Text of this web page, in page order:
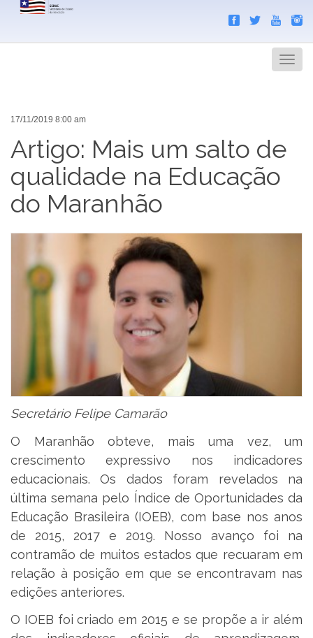
Menu
17/11/2019 8:00 am
Artigo: Mais um salto de
qualidade na Educação
do Maranhão
Secretário Felipe Camarão
O Maranhão obteve, mais uma vez, um
crescimento expressivo nos indicadores
educacionais. Os dados foram revelados na
última semana pelo Índice de Oportunidades da
Educação Brasileira (IOEB), com base nos anos
de 2015, 2017 e 2019. Nosso avanço foi na
contramão de muitos estados que recuaram em
relação à posição em que se encontravam nas
edições anteriores.
O IOEB foi criado em 2015 e se propõe a ir além